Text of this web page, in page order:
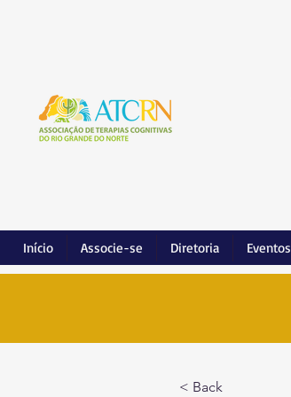
Início Associe-se Diretoria Eventos
< Back